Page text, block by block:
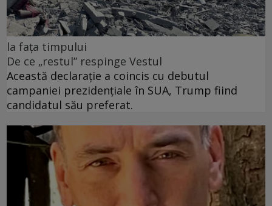
la fața timpului
De ce „restul” respinge Vestul
Această declarație a coincis cu debutul
campaniei prezidențiale în SUA, Trump fiind
candidatul său preferat.